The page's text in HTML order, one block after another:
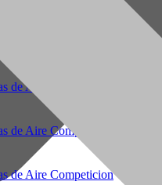
Comprimido
de Aire Comprimido
de Aire Comprimido PCP
de Aire Competicion